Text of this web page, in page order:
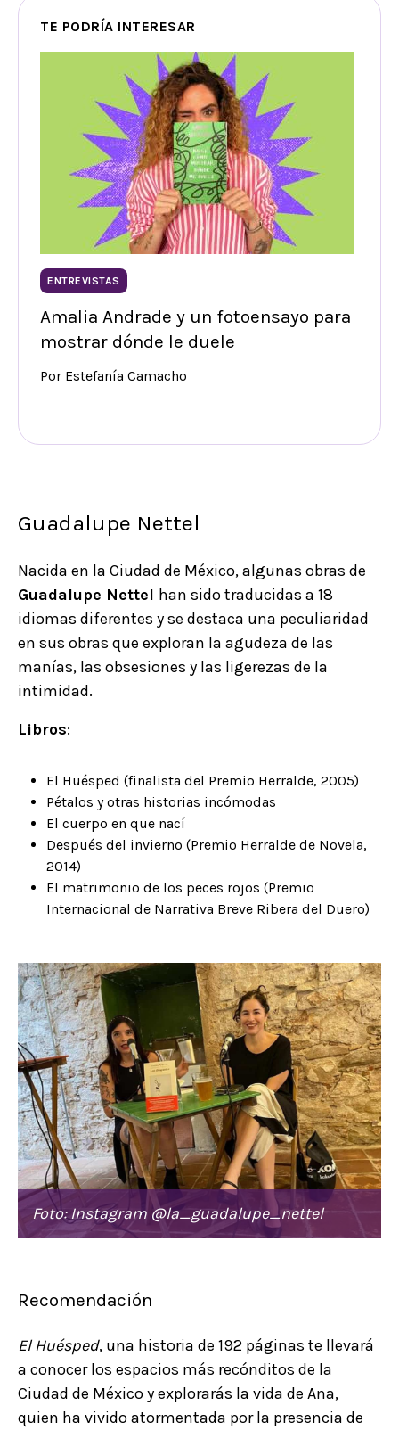
TE PODRÍA INTERESAR
ENTREVISTAS
Amalia Andrade y un fotoensayo para
mostrar dónde le duele
Por Estefanía Camacho
Guadalupe Nettel
Nacida en la Ciudad de México, algunas obras de
Guadalupe Nettel han sido traducidas a 18
idiomas diferentes y se destaca una peculiaridad
en sus obras que exploran la agudeza de las
manías, las obsesiones y las ligerezas de la
intimidad.
Libros:
El Huésped (finalista del Premio Herralde, 2005)
Pétalos y otras historias incómodas
El cuerpo en que nací
Después del invierno (Premio Herralde de Novela,
2014)
El matrimonio de los peces rojos (Premio
Internacional de Narrativa Breve Ribera del Duero)
Foto: Instagram @la_guadalupe_nettel
Recomendación
El Huésped, una historia de 192 páginas te llevará
a conocer los espacios más recónditos de la
Ciudad de México y explorarás la vida de Ana,
quien ha vivido atormentada por la presencia de